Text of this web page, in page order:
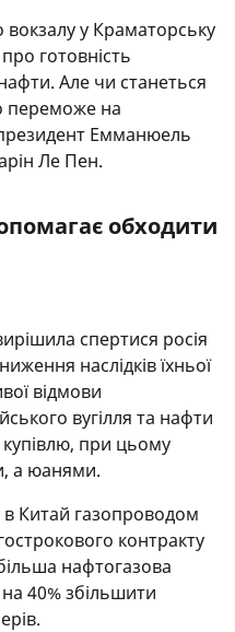
вокзалу у Краматорську
готовність
Але чи станеться
переможе на
Емманюель
Ле Пен.
обходити
спертися росія
наслідків їхньої
відмови
вугілля та нафти
при цьому
а юанями.
Китай газопроводом
контракту
нафтогазова
40% збільшити